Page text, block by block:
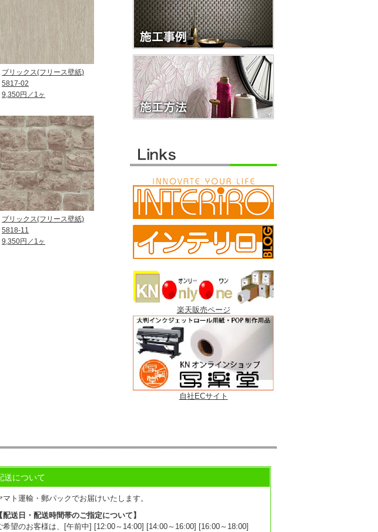
ブリックス(フリース壁紙)
5817-02
9,350円／1ヶ
ブリックス(フリース壁紙)
5818-11
9,350円／1ヶ
楽天販売ページ
自社ECサイト
送について
マト運輸・郵パックでお届けいたします。
【配送日・配送時間帯のご指定について】
希望のお客様は、[午前中] [12:00～14:00] [14:00～16:00] [16:00～18:00]